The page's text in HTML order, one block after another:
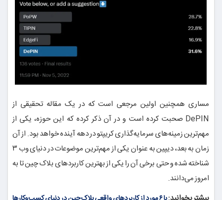
مساری همچنین اولین مرجعی است که در یک مقاله تحقیقی از
DePIN صحبت کرده است و در آن ذکر کرده که این حوزه، یکی از
مهم‌ترین زمینه‌های سرمایه‌گذاری کریپتو در دهه آینده خواهد بود. از آن
زمان به بعد، دیپین به عنوان یکی از مهم‌ترین موضوعات در دنیای وب ۳
شناخته شده و حتی برخی آن را یکی از بهترین کاربردهای بلاک چین تا به
امروز می‌دانند.